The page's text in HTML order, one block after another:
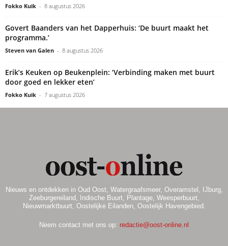
Fokko Kuik - 8 augustus 2026
Govert Baanders van het Dapperhuis: ‘De buurt maakt het
programma.’
Steven van Galen - 8 augustus 2026
Erik’s Keuken op Beukenplein: ‘Verbinding maken met buurt
door goed en lekker eten’
Fokko Kuik - 7 augustus 2026
Nieuws en ontdekken in Oud Oost, Watergraafsmeer, Overamstel, IJburg,
Zeeburgereiland, Indische Buurt, Plantage, Weesperbuurt,
Nieuwmarktbuurt, Oostelijke Eilanden, Oostelijk Havengebied.
Neem contact met ons op: redactie@oost-online.nl